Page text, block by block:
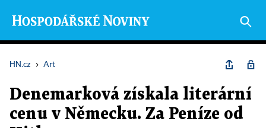
HN.cz › Art
Denemarková získala literární
cenu v Německu. Za Peníze od